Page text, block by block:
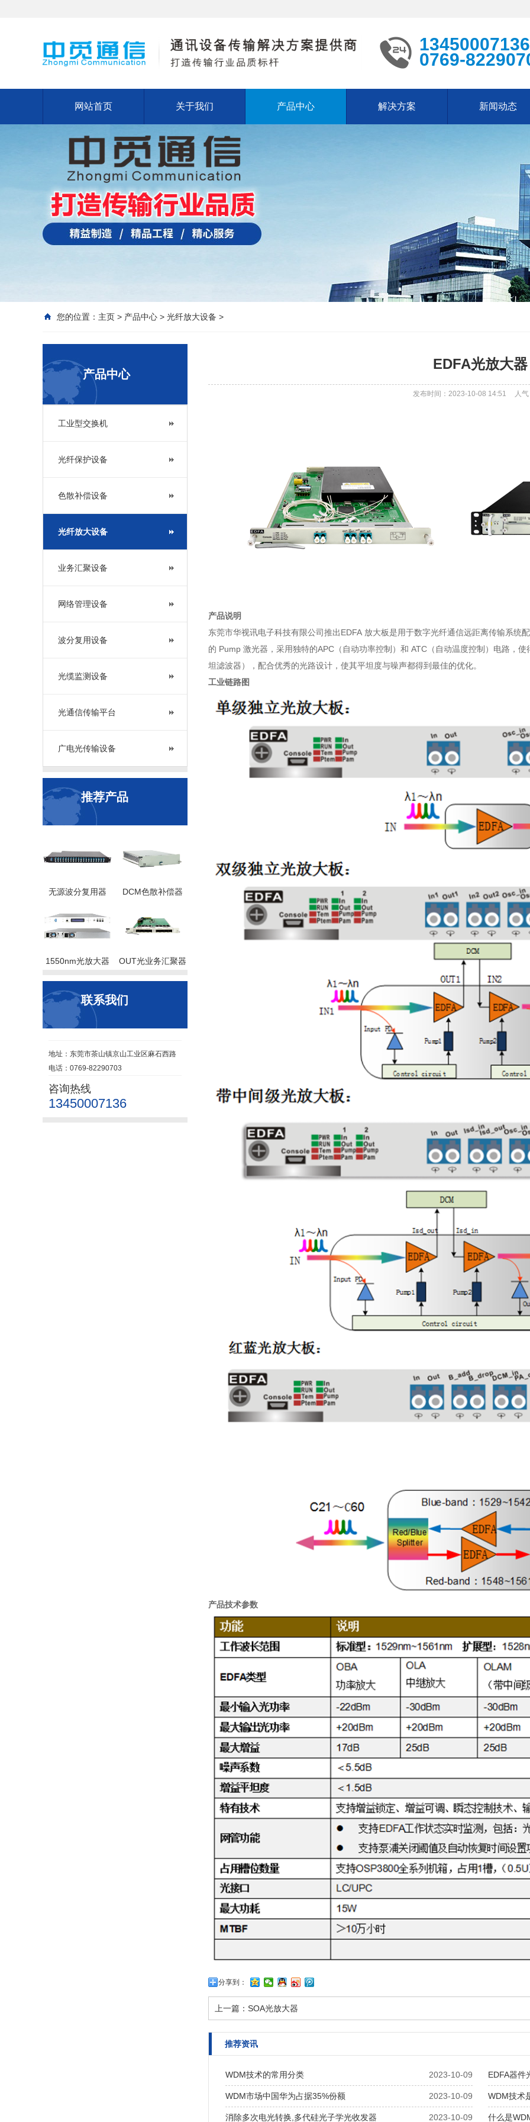
13450007136
0769-
网站首页 关于我们 产品中心 解决方案 新闻动态
您的位置： 主页 > 产品中心 > 光纤放大设备 >
产品中心
工业型交换机
光纤保护设备
色散补偿设备
光纤放大设备
业务汇聚设备
网络管理设备
波分复用设备
光缆监测设备
光通信传输平台
广电光传输设备
推荐产品
无源波分复用器 DCM色散补偿器
1550nm光放大器 OUT光业务汇聚器
联系我们
地址：东莞市茶山镇京山工业区麻石西路
电话：0769-82290703
咨询热线
13450007136
EDFA光放大器
发布时间：2023-10-08 14:51 人
产品说明
东莞市华视讯电子科技有限公司推出EDFA 放大板是用于数字光纤通信远距离传输系统
的 Pump 激光器，采用独特的APC（自动功率控制）和 ATC（自动温度控制）电路，
坦滤波器），配合优秀的光路设计，使其平坦度与噪声都得到最佳的优化。
工业链路图
产品技术参数
分享到：
上一篇： SOA光放大器
推荐资讯
2023-10-09
WDM技术的常用分类 EDFA器件
2023-10-09
WDM市场中国华为占据35%份额 WDM技术
2023-10-09
消除多次电光转换,多代硅光子学光收发器 什么是